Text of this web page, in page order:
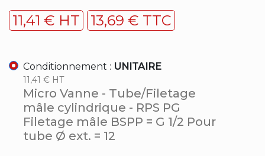
11,41 € HT 13,69 € TTC
Conditionnement : UNITAIRE
11,41 € HT
Micro Vanne - Tube/Filetage
mâle cylindrique - RPS PG
Filetage mâle BSPP = G 1/2 Pour
tube Ø ext. = 12